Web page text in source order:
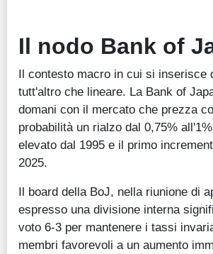
Il nodo Bank of
Il contesto macro in cui si inserisce
tutt'altro che lineare. La Bank of
domani con il mercato che prezza
probabilità un rialzo dal 0,75%
elevato dal 1995 e il primo
2025.
Il board della BoJ, nella riunione di
espresso una divisione interna
voto 6-3 per mantenere i tassi
membri favorevoli a un aumento